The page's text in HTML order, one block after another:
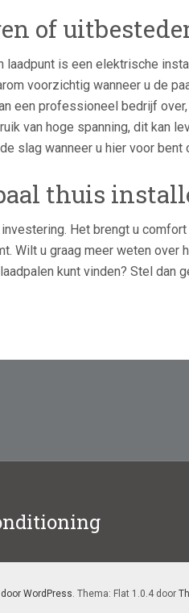
of
laadpunt is een elektrische
voorzichtig wanneer u de
een professioneel bedrijf
van hoge spanning, dit kan
slag wanneer u hier voor bent
thuis
Het brengt u
Wilt u graag meer weten over
kunt vinden? Stel dan
WordPress. Thema: Flat 1.0.4 door